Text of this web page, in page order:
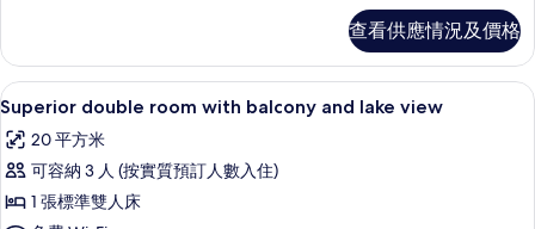
台,
湖
景
的
相
片
房,
露
台,
景
詳
查看供應情況及價格
載
入
所
有
Superior
5
Superior double room with balcony and lake view
20 平方米
可容納 3 人 (按實質預訂人數入住)
1 張標準雙人床